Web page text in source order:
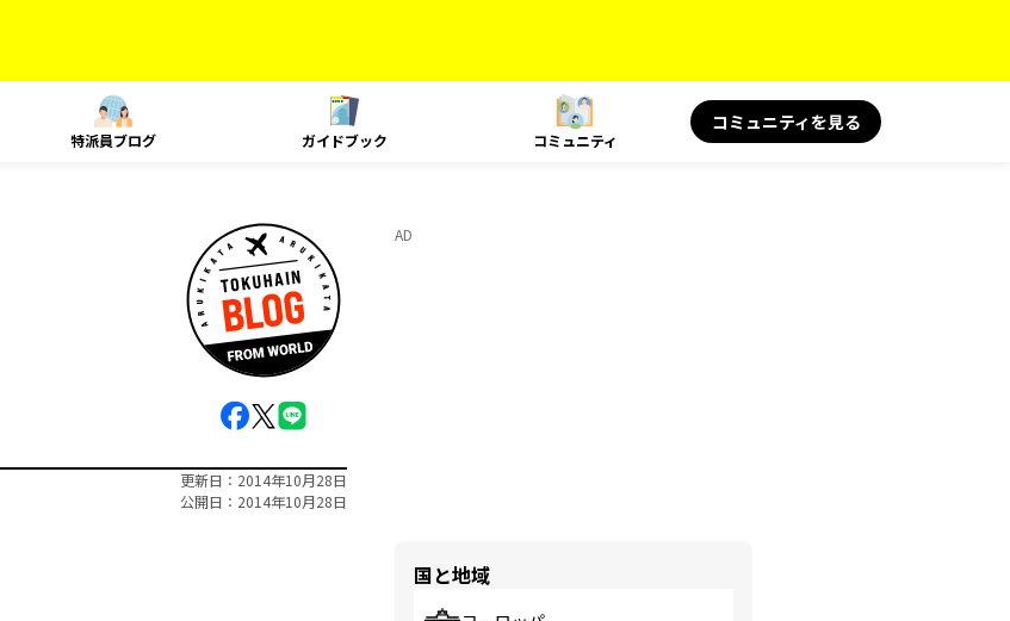
特派員ブログ ガイドブック コミュニティ
コミュニティを見る
更新日
2014年10月28日
公開日
2014年10月28日
AD
国と地域